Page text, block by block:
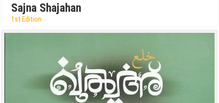
Sajna Shajahan
1st Edition